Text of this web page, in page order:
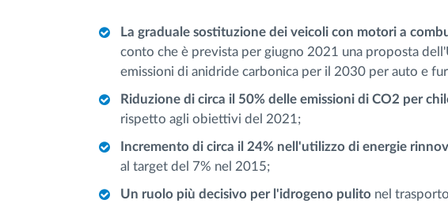
La graduale sostituzione dei veicoli con motori a
conto che è prevista per giugno 2021 una proposta
emissioni di anidride carbonica per il 2030 per auto e
Riduzione di circa il 50% delle emissioni di CO2 per
rispetto agli obiettivi del 2021;
Incremento di circa il 24% nell'utilizzo di energie
al target del 7% nel 2015;
Un ruolo più decisivo per l'idrogeno pulito nel